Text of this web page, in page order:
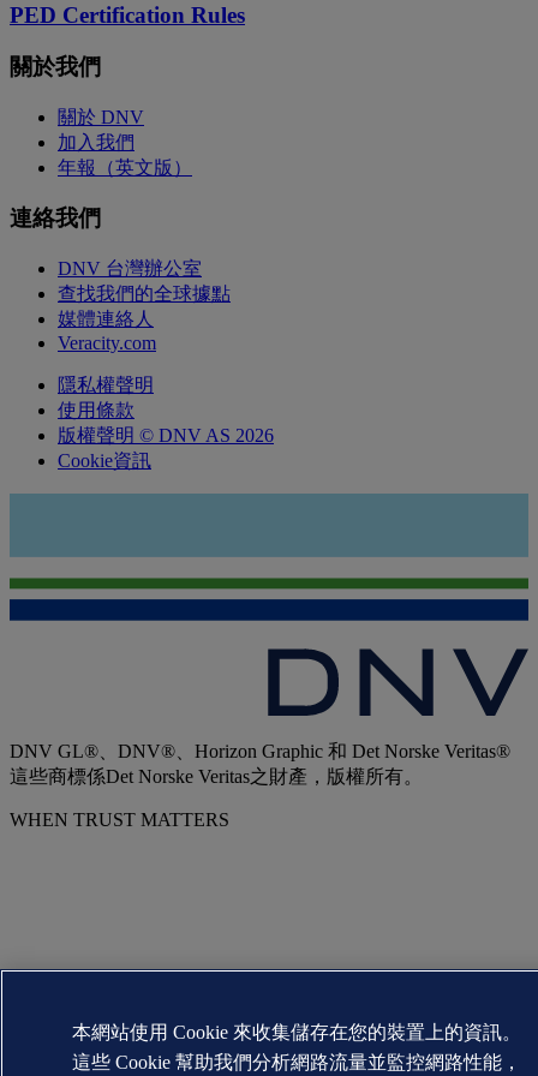
PED Certification Rules
關於我們
關於 DNV
加入我們
年報（英文版）
連絡我們
DNV 台灣辦公室
查找我們的全球據點
媒體連絡人
Veracity.com
隱私權聲明
使用條款
版權聲明 © DNV AS 2026
Cookie資訊
DNV GL®、DNV®、Horizon Graphic 和 Det Norske Veritas®
這些商標係Det Norske Veritas之財產，版權所有。
WHEN TRUST MATTERS
本網站使用 Cookie 來收集儲存在您的裝置上的資訊。
這些 Cookie 幫助我們分析網路流量並監控網路性能，